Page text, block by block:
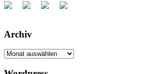
Archiv
Archiv